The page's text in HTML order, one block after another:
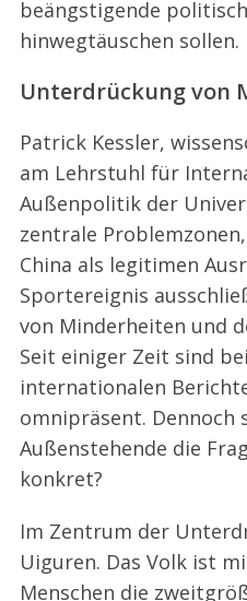
beängstigende
hinwegtäuschen sollen.
Unterdrückung von
Patrick Kessler,
am Lehrstuhl für
Außenpolitik der
zentrale
China als legitimen
Sportereignis
von Minderheiten und
Seit einiger Zeit sind
internationalen
omnipräsent. Dennoch
Außenstehende die
konkret?
Im Zentrum der
Uiguren. Das Volk ist
Menschen die